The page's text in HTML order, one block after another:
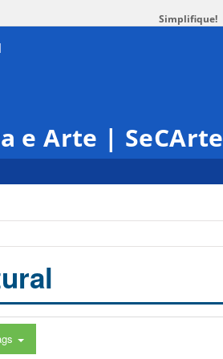
Simplifique!
e Arte | SeCArte